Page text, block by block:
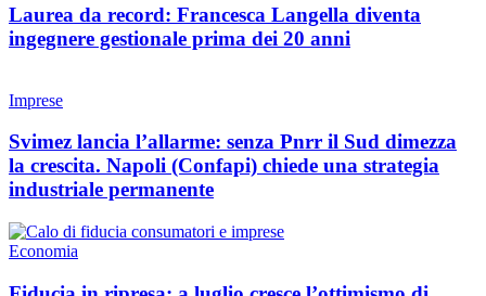
Laurea da record: Francesca Langella diventa
ingegnere gestionale prima dei 20 anni
Imprese
Svimez lancia l’allarme: senza Pnrr il Sud dimezza
la crescita. Napoli (Confapi) chiede una strategia
industriale permanente
Economia